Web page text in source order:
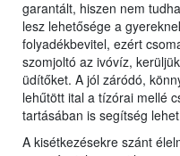
garantált, hiszen nem
lesz lehetősége a
folyadékbevitel, ezért
szomjoltó az ivóvíz,
üdítőket. A jól záródó,
lehűtött ital a tízórai mellé
tartásában is segítség
A kisétkezésekre szánt